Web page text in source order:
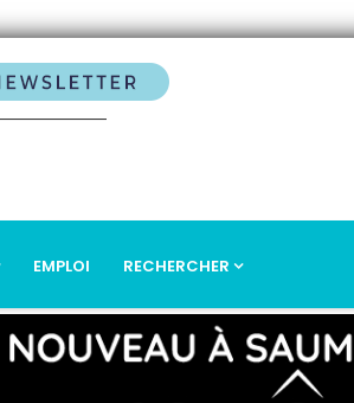
EMPLOI RECHERCHER